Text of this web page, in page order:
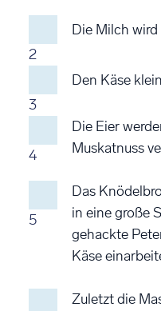
2
Die Milch
3
Den Käse
4
Die Eier
Muskatnuss
5
Das
in eine große
gehackte
Käse
Zuletzt die